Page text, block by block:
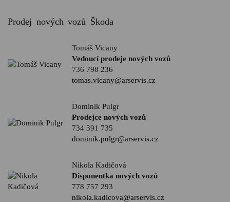
Prodej nových vozů Škoda
Tomáš Vicany
Vedoucí prodeje nových vozů
736 798 236
tomas.vicany@arservis.cz
Dominik Pulgr
Prodejce nových vozů
734 391 735
dominik.pulgr@arservis.cz
Nikola Kadičová
Disponentka nových vozů
778 757 293
nikola.kadicova@arservis.cz